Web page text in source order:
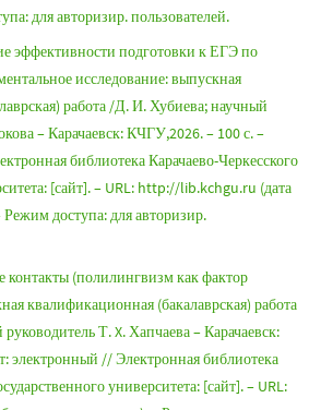
для авторизир. пользователей.
эффективности подготовки к ЕГЭ по
исследование: выпускная
работа /Д. И. Хубиева; научный
– Карачаевск: КЧГУ,2026. – 100 с. –
библиотека Карачаево-Черкесского
[сайт]. – URL: http://lib.kchgu.ru (дата
доступа: для авторизир.
(полилингвизм как фактор
квалификационная (бакалаврская) работа
Т. X. Хапчаева – Карачаевск:
электронный // Электронная библиотека
университета: [сайт]. – URL: